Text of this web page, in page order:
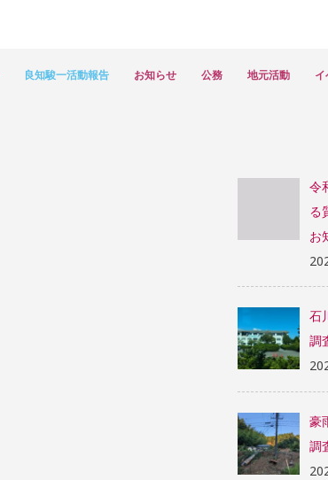
良知駿一活動報告 お知らせ 公務 地元活動 イ
令
る
お
石
調
豪
調